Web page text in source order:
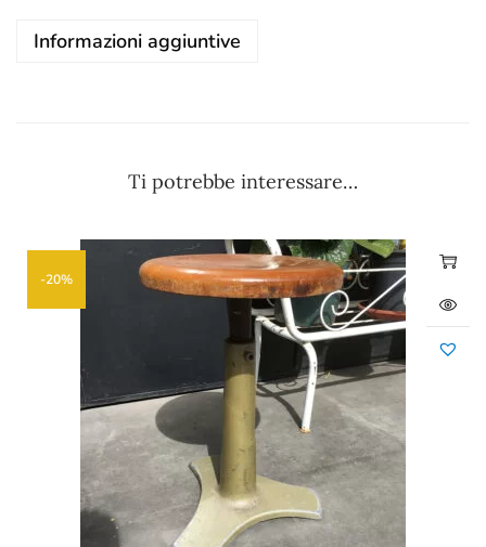
Informazioni aggiuntive
Ti potrebbe interessare…
-20%